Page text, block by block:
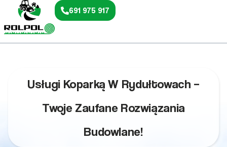
691 975 917
Usługi Koparką W Rydułtowach –
Twoje Zaufane Rozwiązania
Budowlane!